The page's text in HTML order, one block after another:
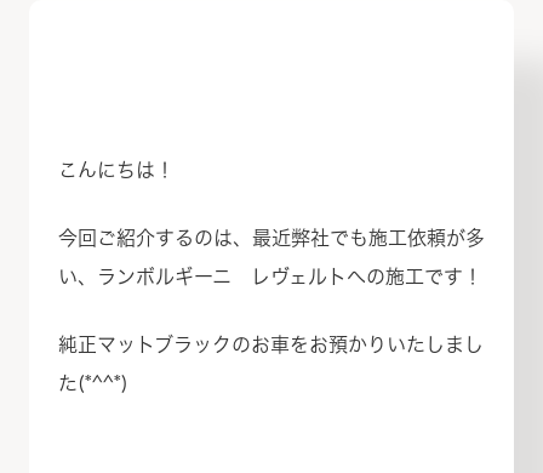
こんにちは！
今回ご紹介するのは、最近弊社でも施工依頼が多
い、ランボルギーニ レヴェルトへの施工です！
純正マットブラックのお車をお預かりいたしまし
た(*^^*)